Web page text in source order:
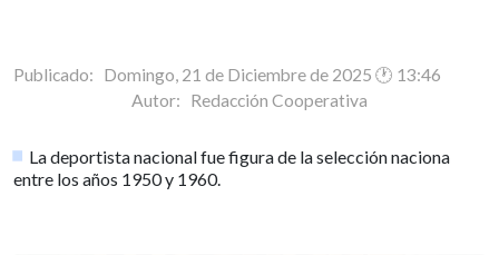
Publicado: Domingo, 21 de Diciembre de 2025 🕐 13:46
Autor: Redacción Cooperativa
La deportista nacional fue figura de la selección naciona
entre los años 1950 y 1960.